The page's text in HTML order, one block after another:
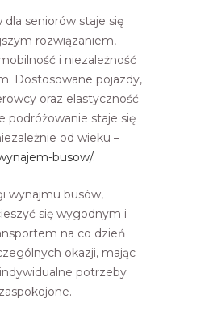
seniorów staje się
rozwiązaniem,
i niezależność
Dostosowane pojazdy,
oraz elastyczność
podróżowanie staje się
od wieku –
busow/.
wynajmu busów,
się wygodnym i
na co dzień
okazji, mając
potrzeby